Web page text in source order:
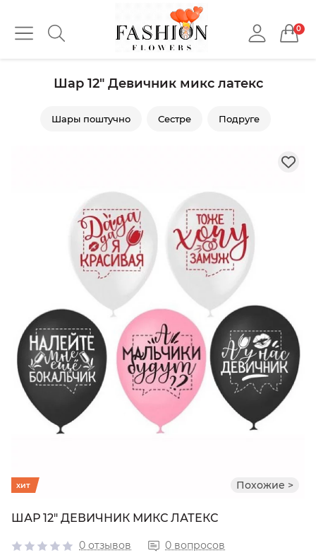
0
Шар 12" Девичник микс латекс
Шары поштучно Сестре Подруге
Похожие >
хит
ШАР 12" ДЕВИЧНИК МИКС ЛАТЕКС
0 отзывов 0 вопросов